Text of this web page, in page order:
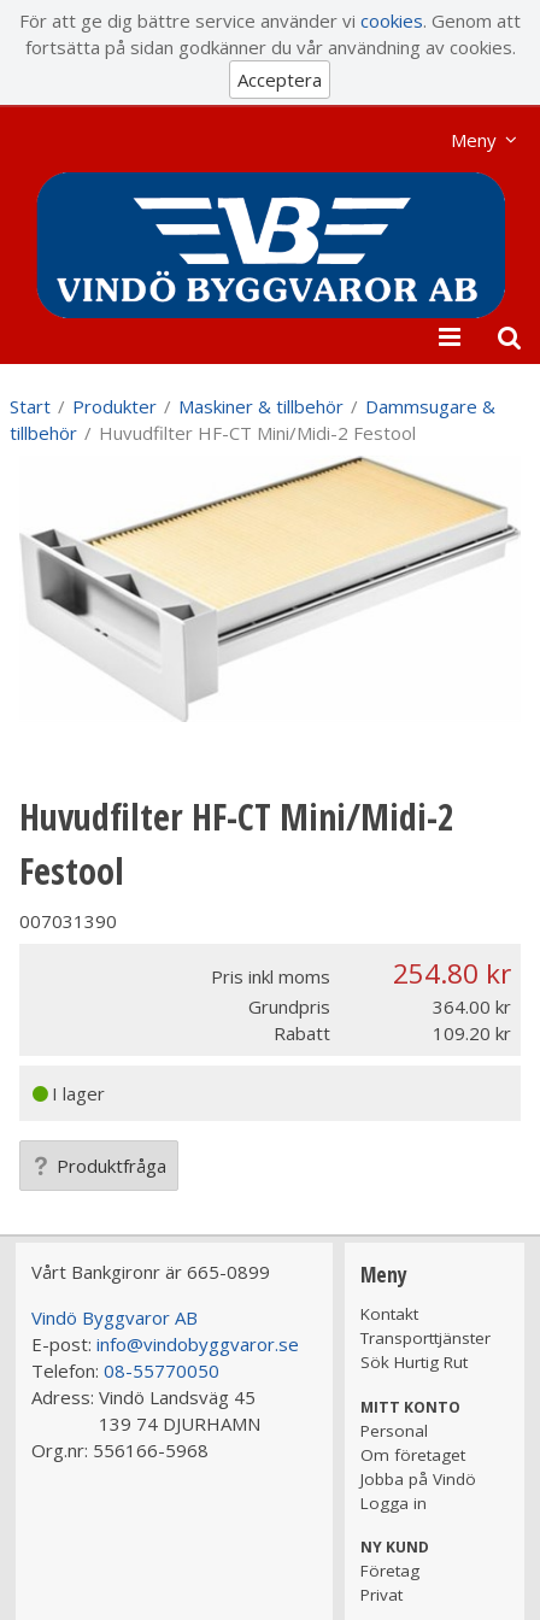
För att ge dig bättre service använder vi cookies. Genom att
fortsätta på sidan godkänner du vår användning av cookies.
Acceptera
Meny
Start / Produkter / Maskiner & tillbehör / Dammsugare &
tillbehör / Huvudfilter HF-CT Mini/Midi-2 Festool
Huvudfilter HF-CT Mini/Midi-2
Festool
007031390
Pris inkl moms 254.80
Grundpris
364.00
Rabatt
109.20
I lager
Produktfråga
Vårt Bankgironr är 665-0899
Vindö Byggvaror AB
E-post: info@vindobyggvaror.se
Telefon: 08-55770050
Adress: Vindö Landsväg 45
139 74 DJURHAMN
Org.nr: 556166-5968
Meny
Kontakt
Transporttjänster
Sök Hurtig Rut
MITT KONTO
Personal
Om företaget
Jobba på Vindö
Logga in
NY KUND
Företag
Privat
Visa varukorgen Till kassan